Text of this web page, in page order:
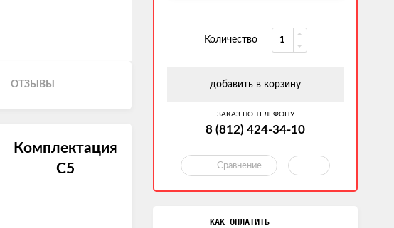
ОТЗЫВЫ
Комплектация
C5
Количество
добавить в корзину
ЗАКАЗ ПО ТЕЛЕФОНУ
8 (812) 424-34-10
Сравнение
КАК ОПЛАТИТЬ